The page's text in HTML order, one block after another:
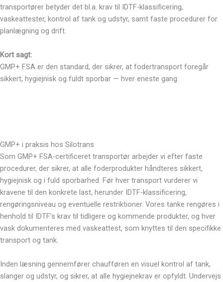
transportører betyder det bl.a. krav til IDTF-klassificering,
vaskeattester, kontrol af tank og udstyr, samt faste procedurer for
planlægning og drift.
Kort sagt:
GMP+ FSA er den standard, der sikrer, at fodertransport foregår
sikkert, hygiejnisk og fuldt sporbar — hver eneste gang.
GMP+ i praksis hos Silotrans
Som GMP+ FSA-certificeret transportør arbejder vi efter faste
procedurer, der sikrer, at alle foderprodukter håndteres sikkert,
hygiejnisk og i fuld sporbarhed. Før hver transport vurderer vi
kravene til den konkrete last, herunder IDTF-klassificering,
rengøringsniveau og eventuelle restriktioner. Vores tanke rengøres i
henhold til IDTF’s krav til tidligere og kommende produkter, og hver
vask dokumenteres med vaskeattest, som knyttes til den specifikke
transport og tank.
Inden læsning gennemfører chaufføren en visuel kontrol af tank,
slanger og udstyr, og sikrer, at alle hygiejnekrav er opfyldt. Undervejs